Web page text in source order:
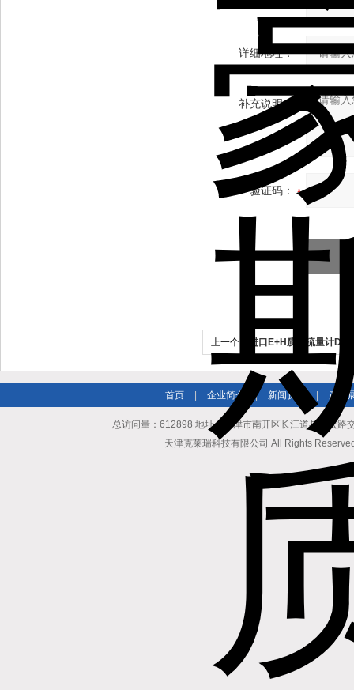
详细地址：
补充说明：
验证码：
上一个： 进口E+H质量流量计
首页 企业简介 | 新闻资讯 | 产品
总访问量：612898 地址：天津市南开区长江道与密云
天津克莱瑞科技有限公司 All Rights